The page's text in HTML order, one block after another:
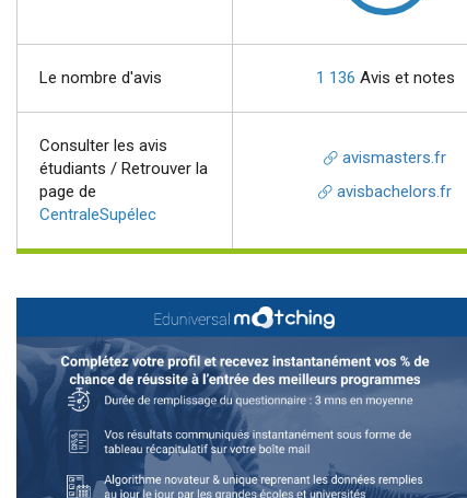
Le nombre d'avis 1 136 Avis et notes
Consulter les avis
étudiants / Retrouver la
page de
CentraleSupélec
avismasters.fr
avisbachelors.fr